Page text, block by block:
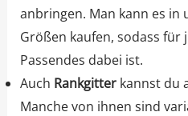
anbringen. Man kann es in
Größen kaufen, sodass für
Passendes dabei ist.
Auch Rankgitter kannst du
Manche von ihnen sind